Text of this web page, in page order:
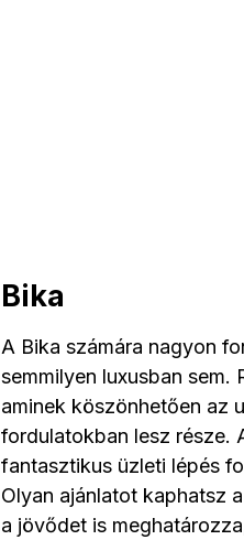
Bika
A Bika számára nagyon
semmilyen luxusban
aminek köszönhetően az
fordulatokban lesz része.
fantasztikus üzleti lépés
Olyan ajánlatot kaphatsz
a jövődet is